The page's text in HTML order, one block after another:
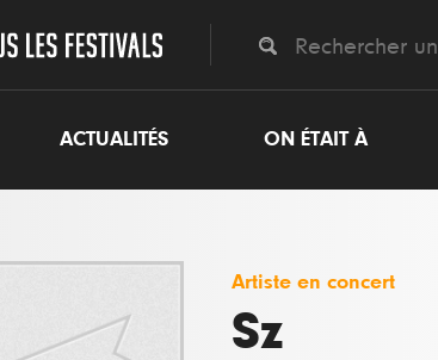
ACTUALITÉS ON ÉTAIT À
Artiste en concert
Sz